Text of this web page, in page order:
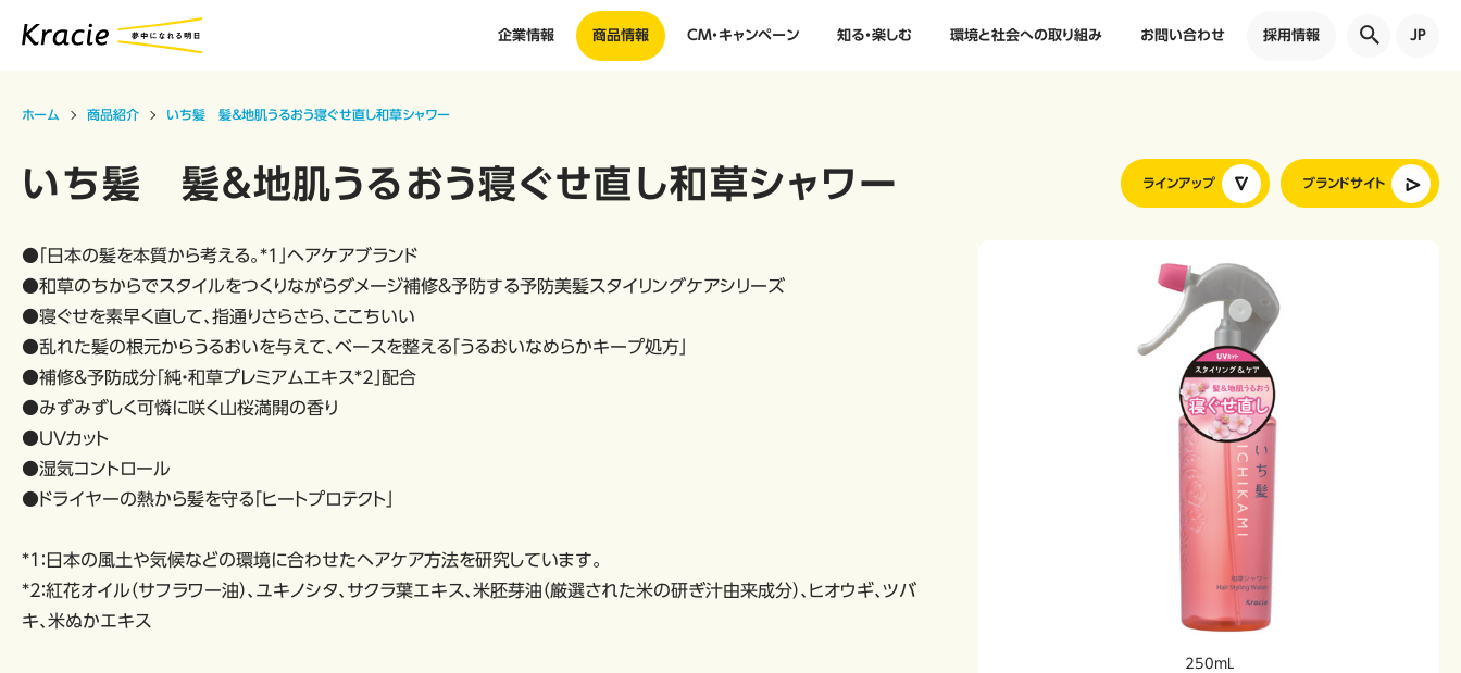
企業情報 商品情報 CM・キャンペーン 知る・楽しむ 環境と社会への取り組み お問い合わせ 採用情報 JP
ホーム 商品紹介 いち髪 髪＆地肌うるおう寝ぐせ直し和草シャワー
ラインアップ ブランドサイト
いち髪 髪＆地肌うるおう寝ぐせ直し和草シャワー
●「日本の髪を本質から考える。*1」ヘアケアブランド
●和草のちからでスタイルをつくりながらダメージ補修＆予防する予防美髪スタイリングケアシリーズ
●寝ぐせを素早く直して、指通りさらさら、ここちいい
●乱れた髪の根元からうるおいを与えて、ベースを整える「うるおいなめらかキープ処方」
●補修＆予防成分「純・和草プレミアムエキス*2」配合
●みずみずしく可憐に咲く山桜満開の香り
●UVカット
●湿気コントロール
●ドライヤーの熱から髪を守る「ヒートプロテクト」
*1：日本の風土や気候などの環境に合わせたヘアケア方法を研究しています。
*2：紅花オイル（サフラワー油）、ユキノシタ、サクラ葉エキス、⽶胚芽油（厳選された米の研ぎ汁由来成分）、ヒオウギ、ツバ
キ、⽶ぬかエキス
250mL